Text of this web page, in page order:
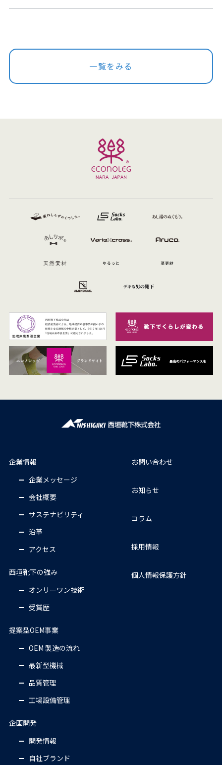
一覧をみる
企業情報
企業メッセージ
会社概要
サステナビリティ
沿革
アクセス
西垣靴下の強み
オンリーワン技術
受賞歴
提案型OEM事業
OEM 製造の流れ
最新型機械
品質管理
工場設備管理
企画開発
開発情報
自社ブランド
お問い合わせ
お知らせ
コラム
採用情報
個人情報保護方針